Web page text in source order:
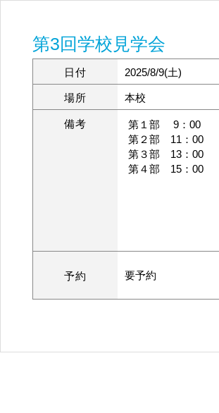
第3回学校見学会
日付 2025/8/9(土)
場所 本校
備考
第１部 9：00
第２部 11：00
第３部 13：00
第４部 15：00
予約 要予約